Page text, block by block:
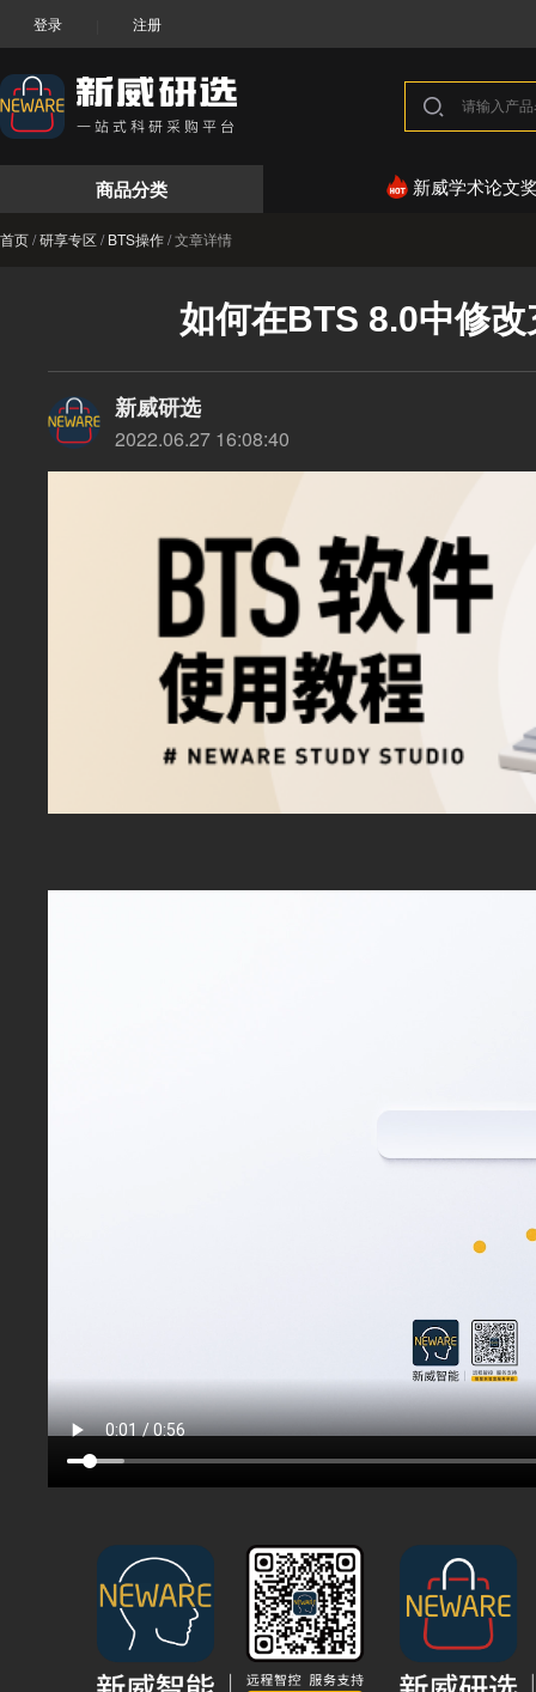
登录 注册
商品分类 新威学术论文
首页/研享专区/BTS操作/文章详情
如何在BTS 8.0中修
新威研选
2022.06.27 16:08:40